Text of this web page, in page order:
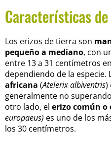
Características
Los erizos de tierra son
pequeño a mediano, con
entre 13 a 31 centímetros
dependiendo de la especie.
africana (Atelerix albiventris)
generalmente no
otro lado, el erizo común o
europaeus) es uno de los
los 30 centímetros.